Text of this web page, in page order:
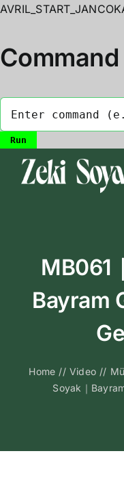
MB061
Bayram
Home // Video //
Soyak｜